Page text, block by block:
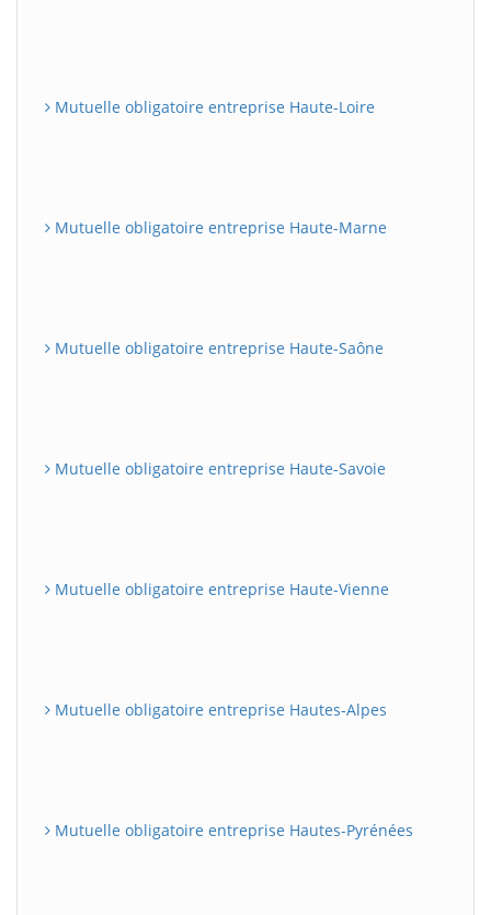
Mutuelle obligatoire entreprise Haute-Loire
Mutuelle obligatoire entreprise Haute-Marne
Mutuelle obligatoire entreprise Haute-Saône
Mutuelle obligatoire entreprise Haute-Savoie
Mutuelle obligatoire entreprise Haute-Vienne
Mutuelle obligatoire entreprise Hautes-Alpes
Mutuelle obligatoire entreprise Hautes-Pyrénées